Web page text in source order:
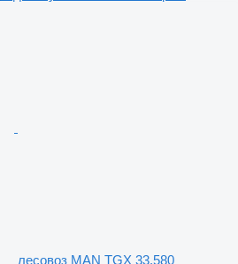
лесовоз MAN TGX 33.580